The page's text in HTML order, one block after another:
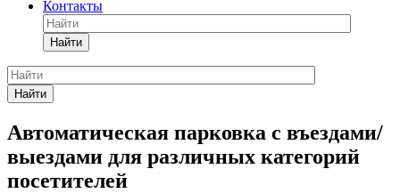
Контакты
Найти
Найти
Автоматическая парковка с въездами/
выездами для различных категорий
посетителей